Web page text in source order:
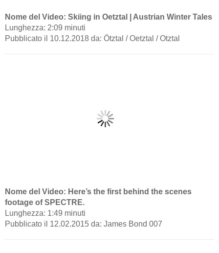
Nome del Video: Skiing in Oetztal | Austrian Winter Tales
Lunghezza: 2:09 minuti
Pubblicato il 10.12.2018 da: Ötztal / Oetztal / Otztal
Nome del Video: Here’s the first behind the scenes
footage of SPECTRE.
Lunghezza: 1:49 minuti
Pubblicato il 12.02.2015 da: James Bond 007